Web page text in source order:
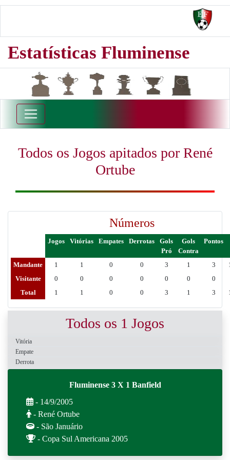
Estatísticas Fluminense
Todos os Jogos apitados por René
Ortube
Números
Jogos Vitórias Empates Derrotas
Gols
Pró
Gols
Contra
Pontos
Mandante 1 1 0 0 3 1 3
Visitante
0 0 0 0 0 0
0
Total
1 1 0 0 3 1 3
Todos os 1 Jogos
Vitória
Empate
Derrota
Fluminense 3 X 1 Banfield
- 14/9/2005
- René Ortube
- São Januário
- Copa Sul Americana 2005